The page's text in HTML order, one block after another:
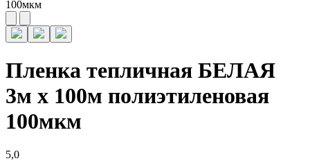
Пленка тепличная БЕЛАЯ
3м х 100м полиэтиленовая
100мкм
5,0